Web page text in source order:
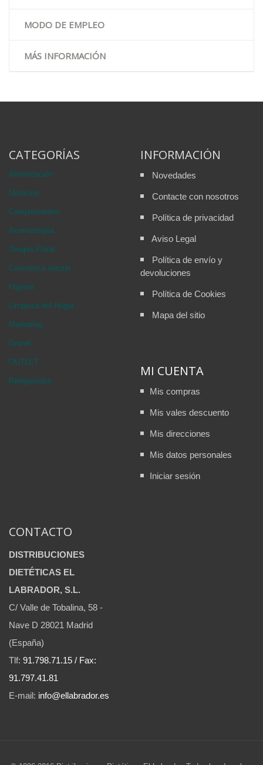
MODO DE EMPLEO
MÁS INFORMACIÓN
CATEGORÍAS
Alimentación
Nutricion
Complementos
Aromaterapia
Terapia Floral
Cosmética natural
Higiene
Limpieza del Hogar
Marketing
Granel
OUTLET
Refrigerados
INFORMACIÓN
Novedades
Contacte con nosotros
Política de privacidad
Aviso Legal
Política de envío y
devoluciones
Política de Cookies
Mapa del sitio
MI CUENTA
Mis compras
Mis vales descuento
Mis direcciones
Mis datos personales
Iniciar sesión
CONTACTO
DISTRIBUCIONES
DIETÉTICAS EL
LABRADOR, S.L.
C/ Valle de Tobalina, 58 -
Nave D 28021 Madrid
(España)
Tlf: 91.798.71.15 / Fax:
91.797.41.81
E-mail: info@ellabrador.es